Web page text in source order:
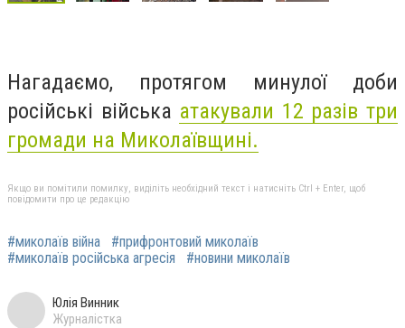
Нагадаємо, протягом минулої доби
російські війська атакували 12 разів три
громади на Миколаївщині.
Якщо ви помітили помилку, виділіть необхідний текст і натисніть Ctrl + Enter, щоб
повідомити про це редакцію
#миколаїв війна
#прифронтовий миколаїв
#миколаїв російська агресія
#новини миколаїв
Юлія Винник
Журналістка